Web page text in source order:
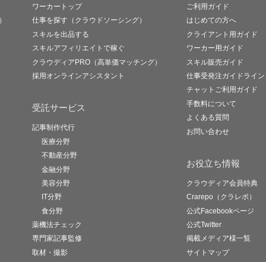
ワーカートップ
仕事を探す（クラウドソーシング）
スキルを出品する
スキルアフィリエイトで稼ぐ
クラウディアPRO（高単価マッチング）
採用オンラインアシスタント
受託サービス
記事制作代行
医療分野
不動産分野
金融分野
美容分野
IT分野
食分野
薬機法チェック
専門家記事監修
取材・撮影
ご利用ガイド
はじめての方へ
クライアント用ガイド
ワーカー用ガイド
スキル販売ガイド
仕事受発注ガイドライン
チャットご利用ガイド
手数料について
よくある質問
お問い合わせ
お役立ち情報
クラウディア会員特典
Crarepo（クラレポ）
公式Facebookページ
公式Twitter
掲載メディア様一覧
サイトマップ